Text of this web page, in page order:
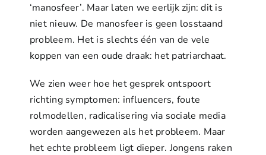
‘manosfeer’. Maar laten we eerlijk zijn: dit is
niet nieuw. De manosfeer is geen losstaand
probleem. Het is slechts één van de vele
koppen van een oude draak: het patriarchaat.
We zien weer hoe het gesprek ontspoort
richting symptomen: influencers, foute
rolmodellen, radicalisering via sociale media
worden aangewezen als het probleem. Maar
het echte probleem ligt dieper. Jongens raken